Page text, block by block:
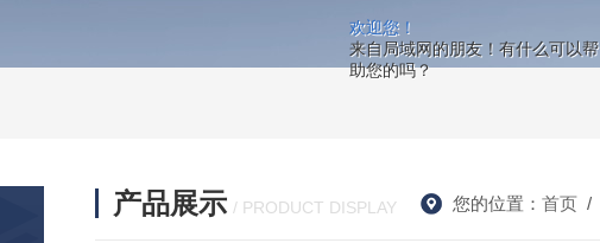
欢迎您！
来自局域网的朋友！有什么可以帮
助您的吗？
产品展示 / PRODUCT DISPLAY 您的位置： 首页/